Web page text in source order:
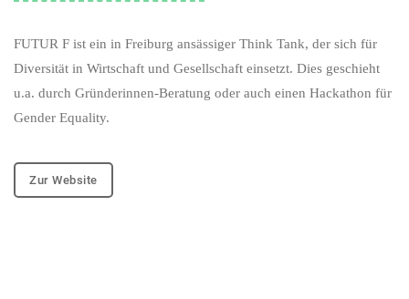
FUTUR F ist ein in Freiburg ansässiger Think Tank, der sich für
Diversität in Wirtschaft und Gesellschaft einsetzt. Dies geschieht
u.a. durch Gründerinnen-Beratung oder auch einen Hackathon für
Gender Equality.
Zur Website